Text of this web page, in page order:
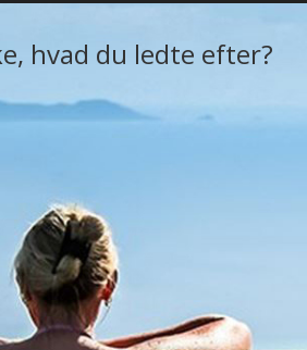
hvad du ledte efter?